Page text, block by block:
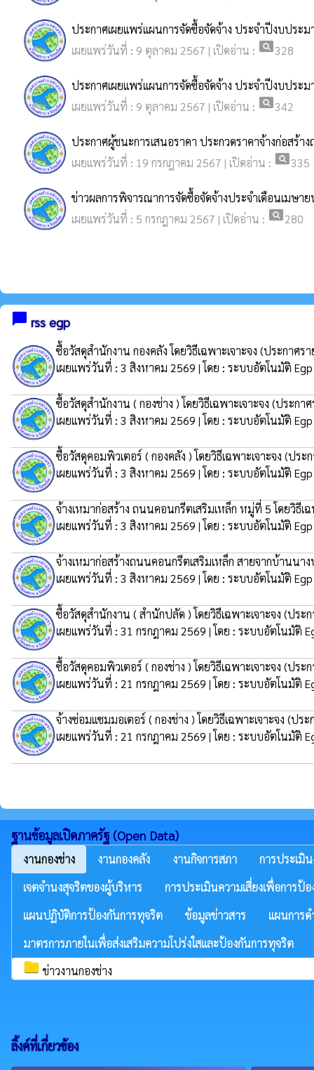
ประกาศเผยแพร่แผนการจัดซื้อจัดจ้าง ประจำปีงบประ
เผยแพร่วันที่ : 9 ตุลาคม 2567 | เปิดอ่าน : pageview328
ประกาศเผยแพร่แผนการจัดซื้อจัดจ้าง ประจำปีงบประ
เผยแพร่วันที่ : 9 ตุลาคม 2567 | เปิดอ่าน : pageview342
ประกาศผู้ชนะการเสนอราคา ประกวดราคาจ้างก่อ
เผยแพร่วันที่ : 19 กรกฎาคม 2567 | เปิดอ่าน : pageview335
ข่าวผลการพิจารณาการจัดซื้อจัดจ้างประจำเดือนเมษ
เผยแพร่วันที่ : 5 กรกฎาคม 2567 | เปิดอ่าน : pageview280
chat_bubble rss egp
ซื้อวัสดุสำนักงาน กองคลัง โดยวิธีเฉพาะเจาะจง (ประกาศร
เผยแพร่วันที่ : 3 สิงหาคม 2569 | โดย : ระบบอัตโนมัติ Egp
ซื้อวัสดุสำนักงาน ( กองช่าง ) โดยวิธีเฉพาะเจาะจง (ประกา
เผยแพร่วันที่ : 3 สิงหาคม 2569 | โดย : ระบบอัตโนมัติ Egp
ซื้อวัสดุคอมพิวเตอร์ ( กองคลัง ) โดยวิธีเฉพาะเจาะจง (ประ
เผยแพร่วันที่ : 3 สิงหาคม 2569 | โดย : ระบบอัตโนมัติ Egp
จ้างเหมาก่อสร้าง ถนนคอนกรีตเสริมเหล็ก หมู่ที่ 5 โดยวิธีเ
เผยแพร่วันที่ : 3 สิงหาคม 2569 | โดย : ระบบอัตโนมัติ Egp
จ้างเหมาก่อสร้างถนนคอนกรีตเสริมเหล็ก สายจากบ้านน
เผยแพร่วันที่ : 3 สิงหาคม 2569 | โดย : ระบบอัตโนมัติ Egp
ซื้อวัสดุสำนักงาน ( สำนักปลัด ) โดยวิธีเฉพาะเจาะจง (ประ
เผยแพร่วันที่ : 31 กรกฎาคม 2569 | โดย : ระบบอัตโนมัติ
ซื้อวัสดุคอมพิวเตอร์ ( กองช่าง ) โดยวิธีเฉพาะเจาะจง (ประ
เผยแพร่วันที่ : 21 กรกฎาคม 2569 | โดย : ระบบอัตโนมัติ
จ้างซ่อมแซมมอเตอร์ ( กองช่าง ) โดยวิธีเฉพาะเจาะจง (ประ
เผยแพร่วันที่ : 21 กรกฎาคม 2569 | โดย : ระบบอัตโนมัติ
ฐานข้อมูลเปิดภาครัฐ (Open Data)
งานกองช่าง งานกองคลัง งานกิจการสภา
การประเมิ
เจตจำนงสุจริตของผู้บริหาร
การประเมินความเสี่ยงเพื่อการป้
แผนปฏิบัติการป้องกันการทุจริต
ข้อมูลข่าวสาร
แผนการ
มาตรการภายในเพื่อส่งเสริมความโปร่งใสและป้องกันการทุจริต
folder ข่าวงานกองช่าง
ลิ้งค์ที่เกี่ยวข้อง